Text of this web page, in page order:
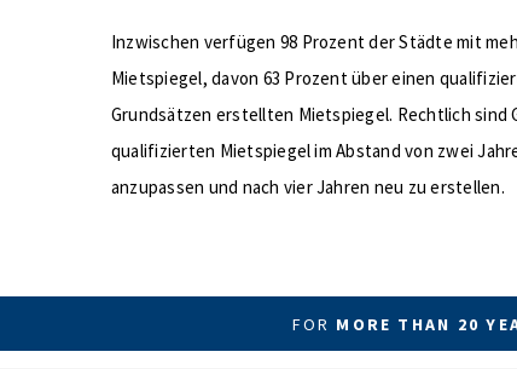
Inzwischen verfügen 98 Prozent der Städte mit
Mietspiegel, davon 63 Prozent über einen
Grundsätzen erstellten Mietspiegel. Rechtlich sind
qualifizierten Mietspiegel im Abstand von zwei
anzupassen und nach vier Jahren neu zu erstellen.
FOR MORE THAN 20